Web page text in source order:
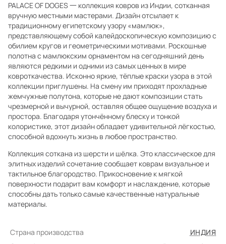
PALACE OF DOGES 一 коллекция ковров из Индии, сотканная
вручную местными мастерами. Дизайн отсылает к
традиционному египетскому узору «мамлюк»,
представляющему собой калейдоскопическую композицию с
обилием кругов и геометрическими мотивами. Роскошные
полотна с мамлюкским орнаментом на сегодняшний день
являются редкими и одними из самых ценных в мире
ковроткачества. Исконно яркие, тёплые краски узора в этой
коллекции приглушены. На смену им приходят прохладные
жемчужные полутона, которые не дают композиции стать
чрезмерной и вычурной, оставляя общее ощущение воздуха и
простора. Благодаря утончённому блеску и тонкой
колористике, этот дизайн обладает удивительной лёгкостью,
способной вдохнуть жизнь в любое пространство.
Коллекция соткана из шерсти и шёлка. Это классическое для
элитных изделий сочетание сообщает коврам визуальное и
тактильное благородство. Прикосновение к мягкой
поверхности подарит вам комфорт и наслаждение, которые
способны дать только самые качественные натуральные
материалы.
Страна производства
ИНДИЯ